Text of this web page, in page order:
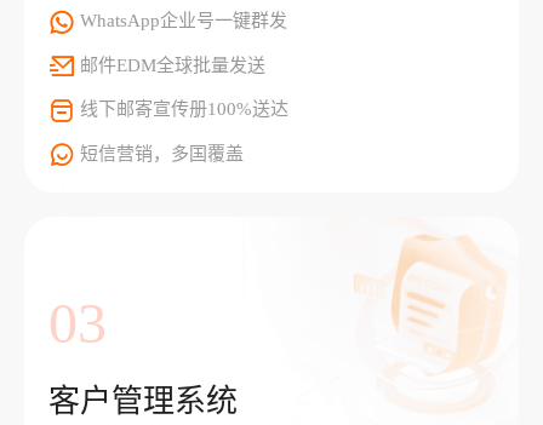
WhatsApp企业号一键群发
邮件EDM全球批量发送
线下邮寄宣传册100%送达
短信营销，多国覆盖
03
客户管理系统